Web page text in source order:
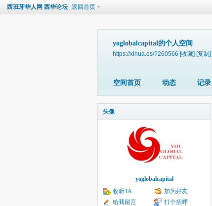
西班牙华人网 西华论坛 返回首页
yoglobalcapital的个人空间
https://xihua.es/?260566 [收藏] [复制]
空间首页 动态 记录
头像
yoglobalcapital
收听TA
加为好友
给我留言
打个招呼